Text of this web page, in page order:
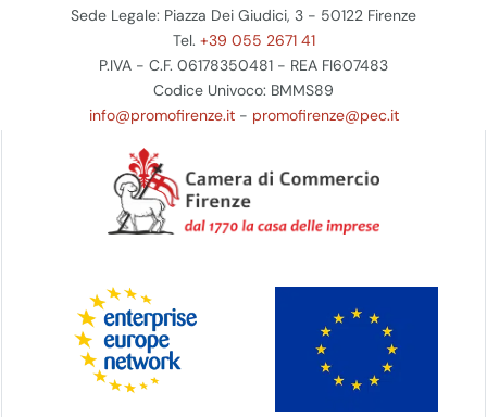
Sede Legale: Piazza Dei Giudici, 3 - 50122 Firenze
Tel. +39 055 2671 41
P.IVA - C.F. 06178350481 - REA FI607483
Codice Univoco: BMMS89
info@promofirenze.it- promofirenze@pec.it